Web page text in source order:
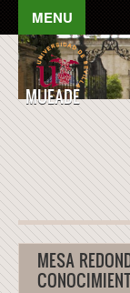
MUEADE
MENU
MESA